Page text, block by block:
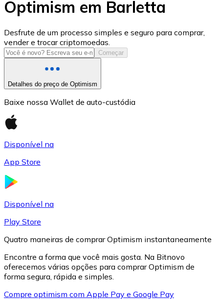
USD Coin
USDC
Optimism em Barletta
Desfrute de um processo simples e seguro para comprar,
vender e trocar criptomoedas.
Começar
Detalhes do preço de Optimism
Baixe nossa Wallet de auto-custódia
Disponível na
App Store
Disponível na
Play Store
Quatro maneiras de comprar Optimism instantaneamente
Encontre a forma que você mais gosta. Na Bitnovo
oferecemos várias opções para comprar Optimism de
forma segura, rápida e simples.
Compre optimism com Apple Pay e Google Pay